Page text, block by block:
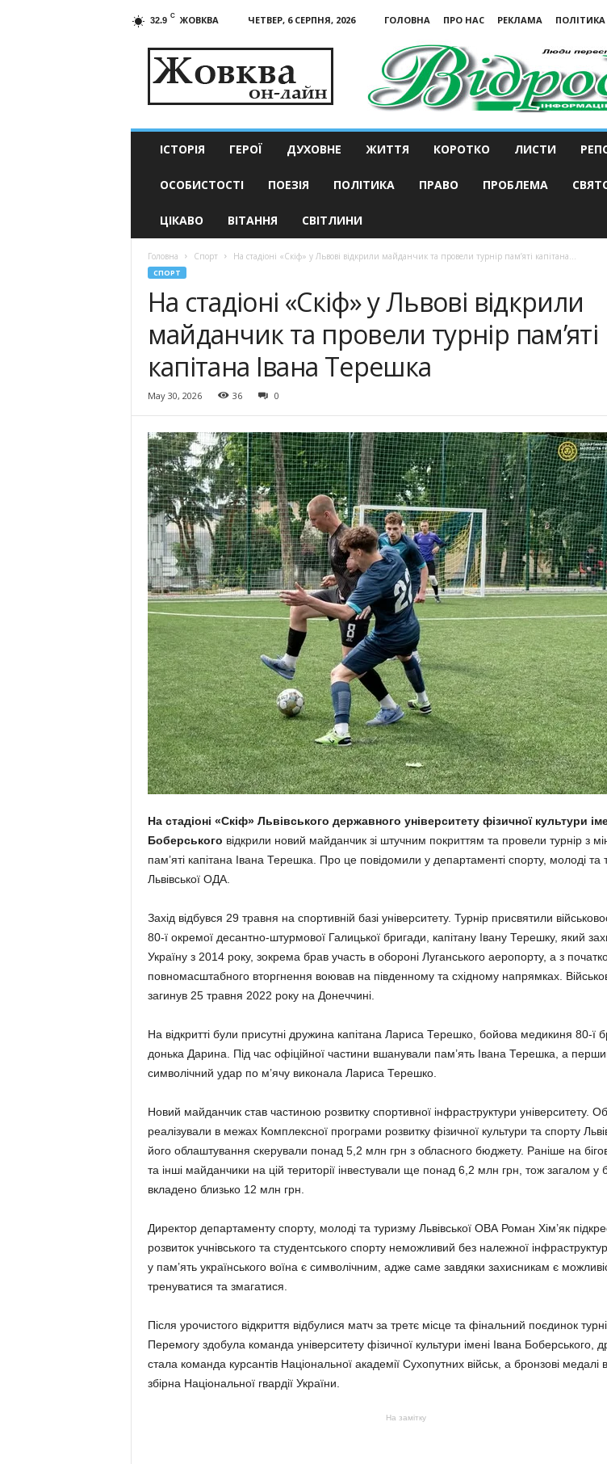
32.9 C ЖОВКВА ЧЕТВЕР, 6 СЕРПНЯ, 2026 ГОЛОВНА ПРО НАС РЕКЛАМА
актуальні
ІСТОРІЯ ГЕРОЇ ДУХОВНЕ ЖИТТЯ КОРОТКО ЛИСТИ
ОСОБИСТОСТІ ПОЕЗІЯ ПОЛІТИКА ПРАВО ПРОБЛЕМА
ЦІКАВО ВІТАННЯ СВІТЛИНИ
Головна Спорт На стадіоні «Скіф» у Львові відкрили майданчик та провели турнір пам’яті капітана...
СПОРТ
На стадіоні «Скіф» у Львові відкрили
майданчик та провели турнір пам’яті
капітана Івана Терешка
May 30, 2026 36 0
На стадіоні «Скіф» Львівського державного університету фізичної культури
Боберського відкрили новий майданчик зі штучним покриттям та провели турнір з
пам’яті капітана Івана Терешка. Про це повідомили у департаменті спорту, молоді та
Львівської ОДА.
Захід відбувся 29 травня на спортивній базі університету. Турнір присвятили
80-ї окремої десантно-штурмової Галицької бригади, капітану Івану Терешку, який
Україну з 2014 року, зокрема брав участь в обороні Луганського аеропорту, а з
повномасштабного вторгнення воював на південному та східному напрямках.
загинув 25 травня 2022 року на Донеччині.
На відкритті були присутні дружина капітана Лариса Терешко, бойова медикиня 80-ї
донька Дарина. Під час офіційної частини вшанували пам’ять Івана Терешка, а
символічний удар по м’ячу виконала Лариса Терешко.
Новий майданчик став частиною розвитку спортивної інфраструктури університету.
реалізували в межах Комплексної програми розвитку фізичної культури та спорту
його облаштування скерували понад 5,2 млн грн з обласного бюджету. Раніше на
та інші майданчики на цій території інвестували ще понад 6,2 млн грн, тож загалом у
вкладено близько 12 млн грн.
Директор департаменту спорту, молоді та туризму Львівської ОВА Роман Хім’як
розвиток учнівського та студентського спорту неможливий без належної
у пам’ять українського воїна є символічним, адже саме завдяки захисникам є
тренуватися та змагатися.
Після урочистого відкриття відбулися матч за третє місце та фінальний поєдинок
Перемогу здобула команда університету фізичної культури імені Івана Боберського,
стала команда курсантів Національної академії Сухопутних військ, а бронзові медалі
збірна Національної гвардії України.
На замітку